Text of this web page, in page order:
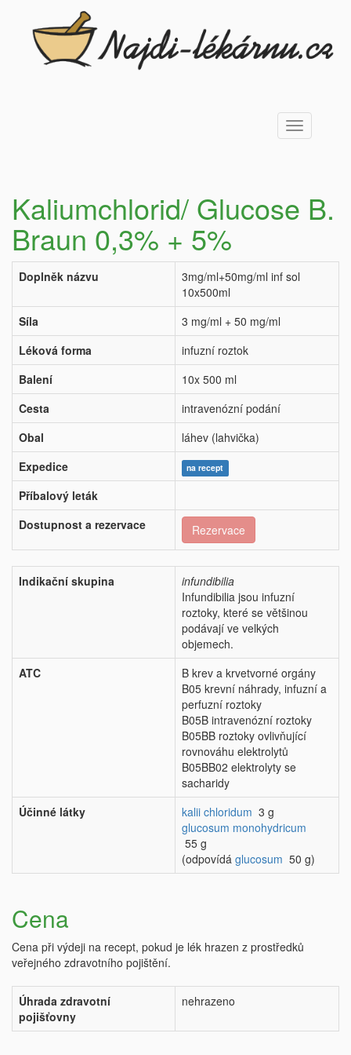
Toggle
navigation
Kaliumchlorid/ Glucose B.
Braun 0,3% + 5%
Doplněk názvu
3mg/ml+50mg/ml inf sol
10x500ml
Síla
3 mg/ml + 50 mg/ml
Léková forma
infuzní roztok
Balení
10x 500 ml
Cesta
intravenózní podání
Obal
láhev (lahvička)
Expedice
na recept
Příbalový leták
Dostupnost a rezervace
Rezervace
Indikační skupina
infundibilia
Infundibilia jsou infuzní
roztoky, které se většinou
podávají ve velkých
objemech.
ATC
B krev a krvetvorné orgány
B05 krevní náhrady, infuzní a
perfuzní roztoky
B05B intravenózní roztoky
B05BB roztoky ovlivňující
rovnováhu elektrolytů
B05BB02 elektrolyty se
sacharidy
Účinné látky
kalii chloridum 3 g
glucosum monohydricum
55 g
(odpovídá glucosum 50 g)
Cena
Cena při výdeji na recept, pokud je lék hrazen z prostředků
veřejného zdravotního pojištění.
Úhrada zdravotní
pojišťovny
nehrazeno